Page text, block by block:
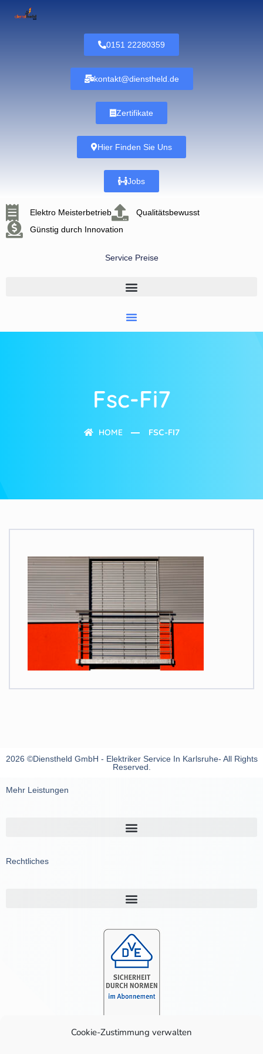
Cookie-Zustimmung verwalten
0151 22280359
kontakt@dienstheld.de
Zertifikate
Hier Finden Sie Uns
Jobs
Elektro Meisterbetrieb
Qualitätsbewusst
Günstig durch Innovation
Service Preise
Fsc-Fi7
HOME FSC-FI7
2026 ©Dienstheld GmbH - Elektriker Service In Karlsruhe- All Rights
Reserved.
Mehr Leistungen
Rechtliches